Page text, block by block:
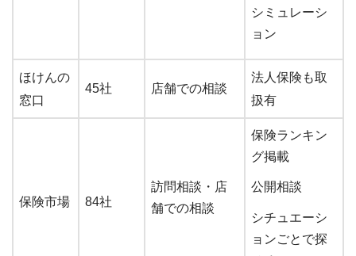
シミュレーシ
ョン
ほけんの
窓口
45社 店舗での相談
法人保険も取
扱有
保険市場 84社
訪問相談・店
舗での相談
保険ランキン
グ掲載
公開相談
シチュエーシ
ョンごとで探